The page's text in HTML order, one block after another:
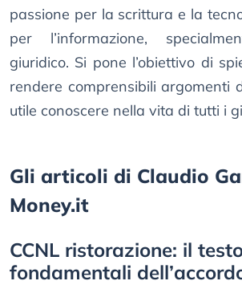
passione per la scrittura e la
per l’informazione,
giuridico. Si pone l’obiettivo di
rendere comprensibili argomenti
utile conoscere nella vita di tutti i
Gli articoli di Claudio
Money.it
CCNL ristorazione: il
fondamentali